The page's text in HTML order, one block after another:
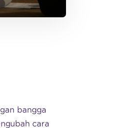
bangga
cara